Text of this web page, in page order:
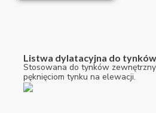
Listwa dylatacyjna do tynków
Stosowana do tynków
pęknięciom tynku na elewacji.